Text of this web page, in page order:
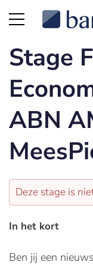
Stage
ABN
Deze stage is
In het kort
Ben jij een